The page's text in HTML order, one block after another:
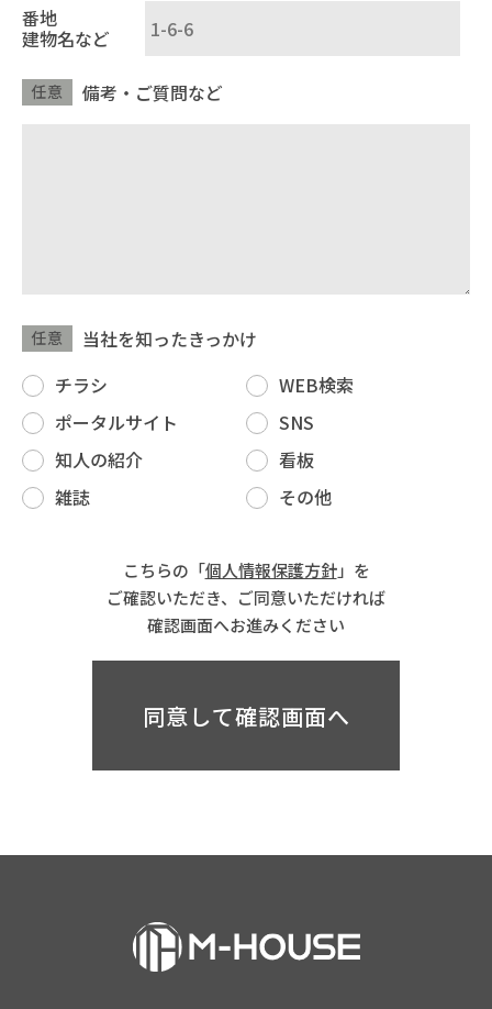
番地
建物名など
備考・ご質問など
任意
当社を知ったきっかけ
任意
チラシ
WEB検索
ポータルサイト
SNS
知人の紹介
看板
雑誌
その他
こちらの「個人情報保護方針」を
ご確認いただき、ご同意いただければ
確認画面へお進みください